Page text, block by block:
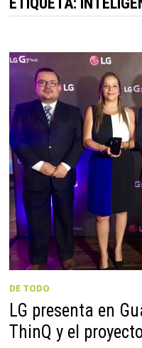
DE TODO
LG presenta en
ThinQ y el